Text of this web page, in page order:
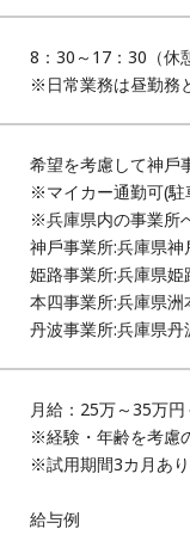
8：30～17：30（休
※日常業務は昼勤務
希望を考慮して神戶
※マイカー通勤可(駐
※兵庫県内の事業所
神戶事業所:兵庫県
姫路事業所:兵庫県
本四事業所:兵庫県
丹波事業所:兵庫県
月給：25万～35万
※経験・年齢を考慮
※試用期間3カ月あ
給与例